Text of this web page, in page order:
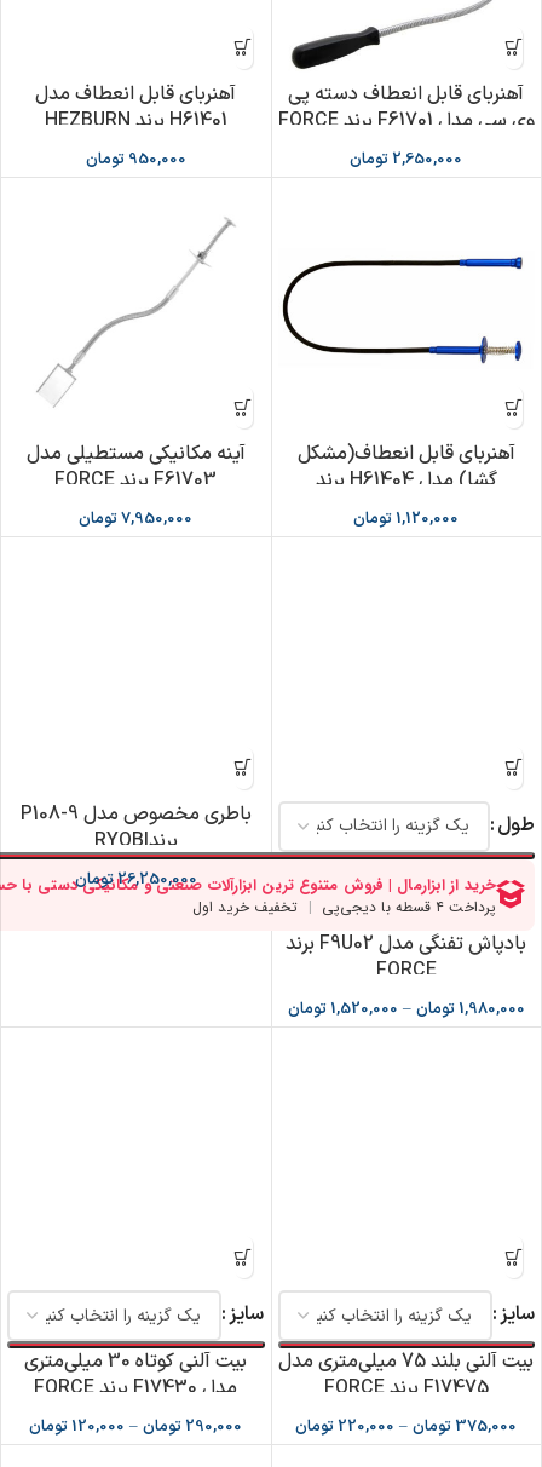
آهنربای قابل انعطاف دسته پی
وی سی مدل F61701 برند FORCE
2,650,000 تومان
آهنربای قابل انعطاف مدل
H61401 برند HEZBURN
950,000 تومان
آهنربای قابل انعطاف(مشکل
گشا) مدل H61404 برند
HEZBURN
1,120,000 تومان
آینه مکانیکی مستطیلی مدل
F61703 برند FORCE
7,950,000تومان
طول
بادپاش تفنگی مدل F9U02 برند
FORCE
1,980,000 تومان –
1,520,000 تومان
باطری مخصوص مدل 9-P108
برندRYOBI
26,250,000تومان
سایز
بیت آلنی بلند 75 میلی‌متری مدل
F17475 برند FORCE
375,000 تومان –
220,000 تومان
سایز
بیت آلنی کوتاه 30 میلی‌متری
مدل F17430 برند FORCE
290,000 تومان –
120,000 تومان